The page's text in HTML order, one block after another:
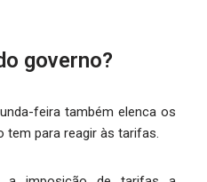
governo?
feira também elenca os
tem para reagir às tarifas.